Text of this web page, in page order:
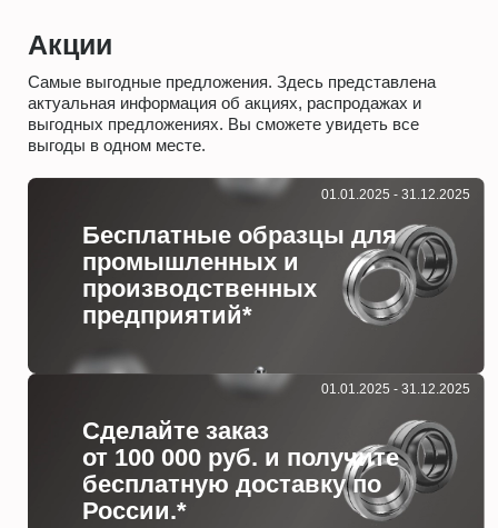
Акции
Самые выгодные предложения. Здесь представлена
актуальная информация об акциях, распродажах и
выгодных предложениях. Вы сможете увидеть все
выгоды в одном месте.
Бесплатные образцы для
промышленных и
производственных
предприятий*
01.01.2025 - 31.12.2025
Сделайте заказ
от 100 000 руб. и получите
бесплатную доставку по
России.*
01.01.2025 - 31.12.2025